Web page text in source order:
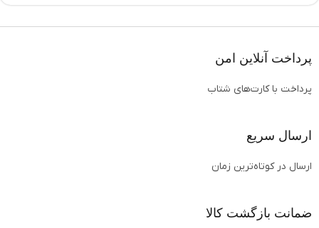
پرداخت آنلاین امن
پرداخت با کارت‌های شتاب
ارسال سریع
ارسال در کوتاه‌ترین زمان
ضمانت بازگشت کالا